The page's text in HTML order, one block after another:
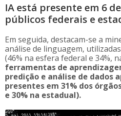
IA está presente em 6
públicos federais e
Em seguida, destacam-se a
análise de linguagem,
(46% na esfera federal e 34%,
ferramentas de
predição e análise de dados
presentes em 31% dos
e 30% na estadual).